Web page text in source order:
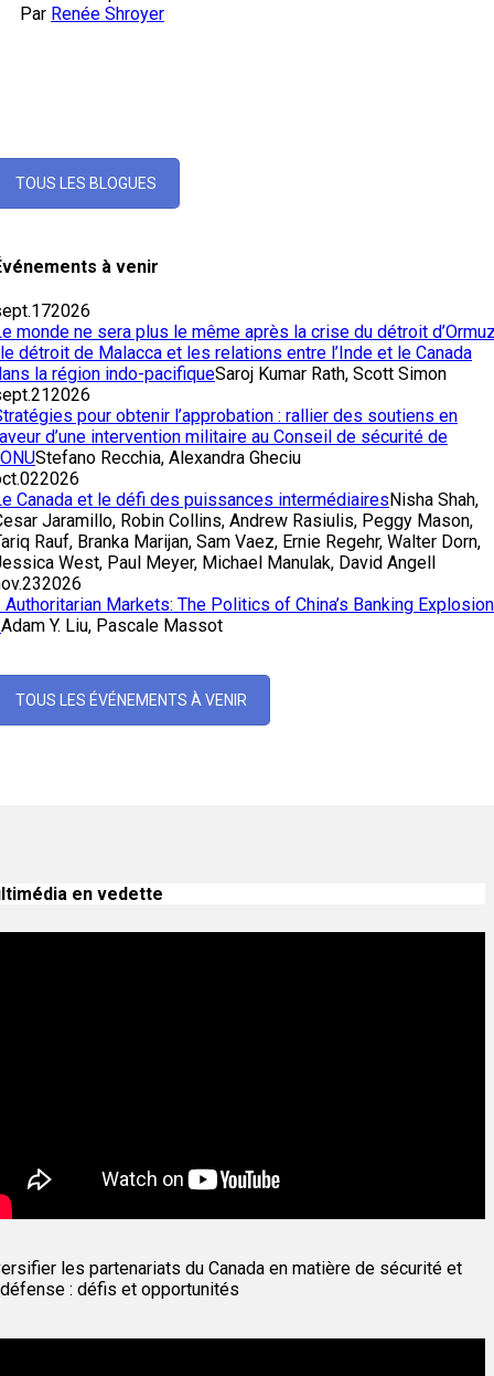
Par Renée Shroyer
TOUS LES BLOGUES
à venir
172026
monde ne sera plus le même après la crise du détroit
détroit de Malacca et les relations entre l’Inde et le Canada
la région indo-pacifiqueSaroj Kumar Rath, Scott Simon
212026
pour obtenir l’approbation : rallier des soutiens en
d’une intervention militaire au Conseil de sécurité de
Stefano Recchia, Alexandra Gheciu
022026
Canada et le défi des puissances intermédiairesNisha Shah,
Jaramillo, Robin Collins, Andrew Rasiulis, Peggy Mason,
Rauf, Branka Marijan, Sam Vaez, Ernie Regehr, Walter Dorn,
West, Paul Meyer, Michael Manulak, David Angell
232026
Authoritarian Markets: The Politics of China’s Banking Explosion
Adam Y. Liu, Pascale Massot
TOUS LES ÉVÉNEMENTS À VENIR
en vedette
les partenariats du Canada en matière de sécurité et
: défis et opportunités